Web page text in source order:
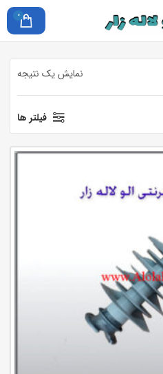
0
نمایش یک نتیجه
فیلتر ها